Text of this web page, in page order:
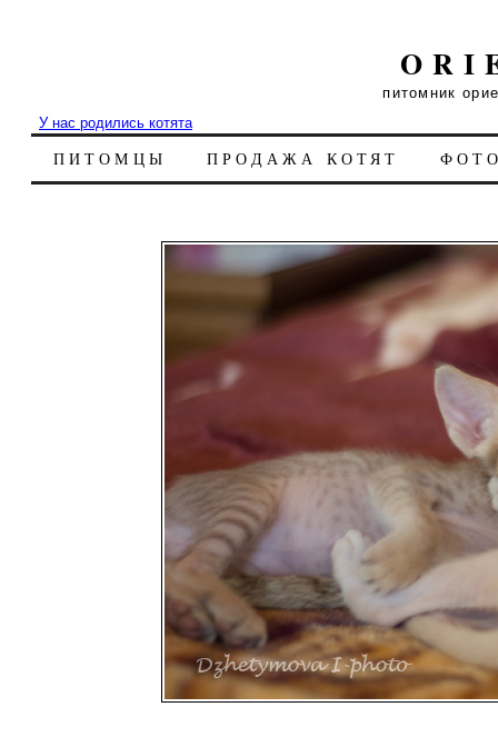
питомник
У нас родились котята
ПИТОМЦЫ ПРОДАЖА КОТЯТ